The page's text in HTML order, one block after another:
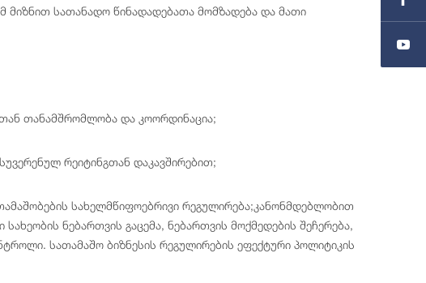
მიზნით სათანადო წინადადებათა მომზადება და მათი
თანამშრომლობა და კოორდინაცია;
რეიტინგთან დაკავშირებით;
სახელმწიფოებრივი რეგულირება;კანონმდებლობით
ნებართვის გაცემა, ნებართვის მოქმედების შეჩერება,
სათამაშო ბიზნესის რეგულირების ეფექტური პოლიტიკის